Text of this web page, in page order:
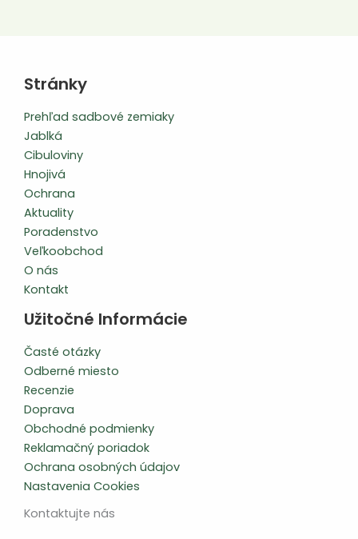
Stránky
Prehľad sadbové zemiaky
Jablká
Cibuloviny
Hnojivá
Ochrana
Aktuality
Poradenstvo
Veľkoobchod
O nás
Kontakt
Užitočné Informácie
Časté otázky
Odberné miesto
Recenzie
Doprava
Obchodné podmienky
Reklamačný poriadok
Ochrana osobných údajov
Nastavenia Cookies
Kontaktujte nás